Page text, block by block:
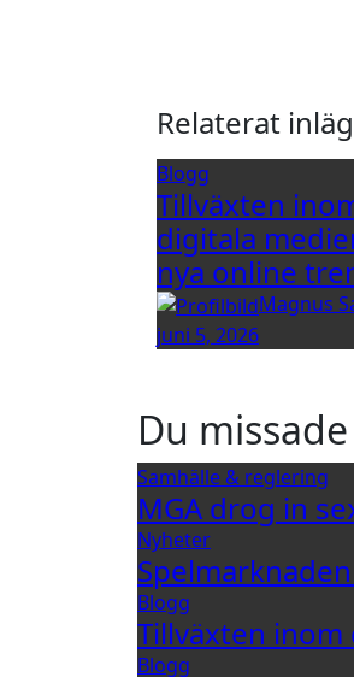
Relaterat
Blogg
Tillväxten
digitala
nya online
Magnus
juni 5, 2026
Du missade
Samhälle & reglering
MGA drog in
Nyheter
Blogg
Tillväxten
Blogg